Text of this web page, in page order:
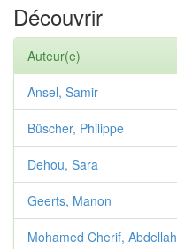
Découvrir
Auteur(e)
Ansel, Samir
Büscher, Philippe
Dehou, Sara
Geerts, Manon
Mohamed Cherif, Abdellah